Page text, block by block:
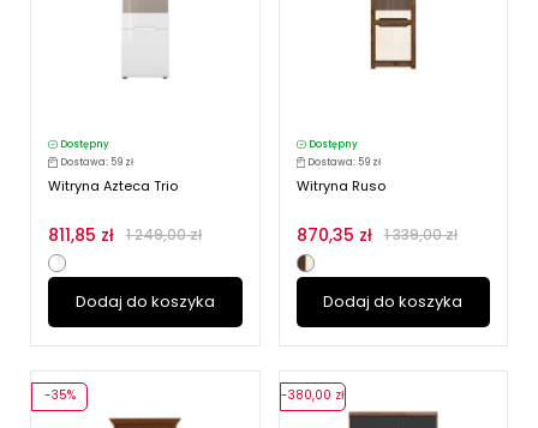
Dostępny
Dostawa: 59 zł
Witryna Azteca Trio
811,85 zł 1 249,00 zł
Dodaj do koszyka
Dostępny
Dostawa: 59 zł
Witryna Ruso
870,35 zł 1 339,00 zł
Dodaj do koszyka
-35% -380,00 zł